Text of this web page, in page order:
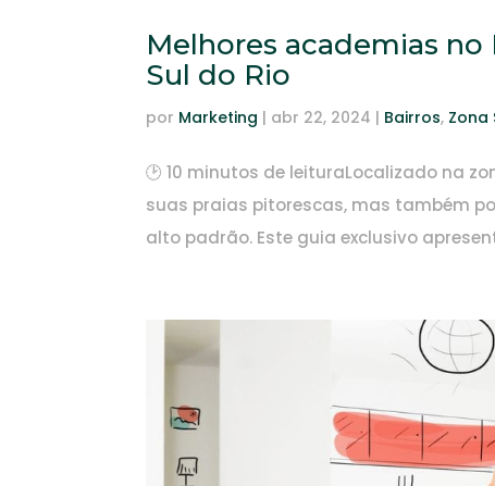
Melhores academias
Sul do Rio
por Marketing | abr 22, 2024 | Bairros, Zona
🕑 10 minutos de leituraLocalizado na
suas praias pitorescas, mas também
alto padrão. Este guia exclusivo